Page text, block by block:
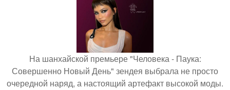
На шанхайской премьере "Человека - Паука:
Совершенно Новый День" зендея выбрала не просто
очередной наряд, а настоящий артефакт высокой моды.